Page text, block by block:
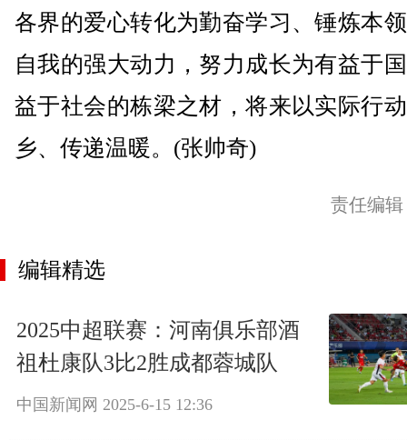
各界的爱心转化为勤奋学习、锤炼本
自我的强大动力，努力成长为有益于
益于社会的栋梁之材，将来以实际行
乡、传递温暖。(张帅奇)
责任编
编辑精选
2025中超联赛：河南俱乐部酒
祖杜康队3比2胜成都蓉城队
中国新闻网 2025-6-15 12:36